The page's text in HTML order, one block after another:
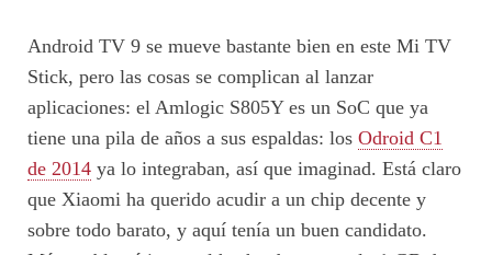
Android TV 9 se mueve bastante bien en este Mi TV
Stick, pero las cosas se complican al lanzar
aplicaciones: el Amlogic S805Y es un SoC que ya
tiene una pila de años a sus espaldas: los Odroid C1
de 2014 ya lo integraban, así que imaginad. Está claro
que Xiaomi ha querido acudir a un chip decente y
sobre todo barato, y aquí tenía un buen candidato.